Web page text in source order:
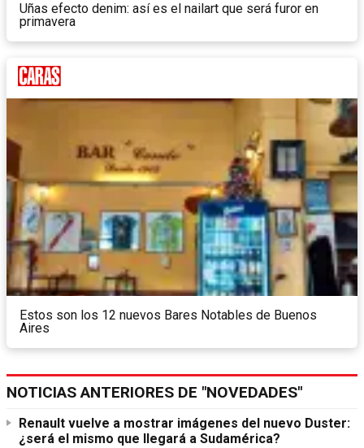
Uñas efecto denim: así es el nailart que será furor en
primavera
Estos son los 12 nuevos Bares Notables de Buenos
Aires
NOTICIAS ANTERIORES DE "NOVEDADES"
Renault vuelve a mostrar imágenes del nuevo Duster:
¿será el mismo que llegará a Sudamérica?